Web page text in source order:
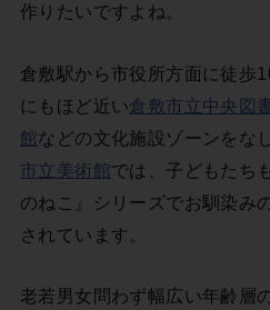
作りたいですよね。
倉敷駅から市役所方面に徒歩
にもほど近い倉敷市立中央図
館などの文化施設ゾーンをな
市立美術館では、子どもたち
のねこ』シリーズでお馴染み
されています。
老若男女問わず幅広い年齢層